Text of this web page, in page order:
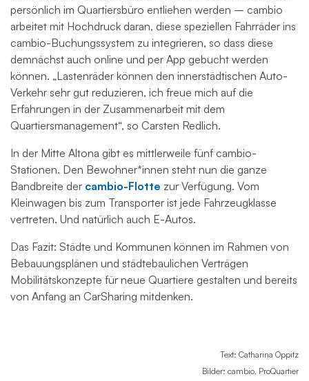
persönlich im Quartiersbüro entliehen werden – cambio
arbeitet mit Hochdruck daran, diese speziellen Fahrräder ins
cambio-Buchungssystem zu integrieren, so dass diese
demnächst auch online und per App gebucht werden
können. „Lastenräder können den innerstädtischen Auto-
Verkehr sehr gut reduzieren, ich freue mich auf die
Erfahrungen in der Zusammenarbeit mit dem
Quartiersmanagement“, so Carsten Redlich.
In der Mitte Altona gibt es mittlerweile fünf cambio-
Stationen. Den Bewohner*innen steht nun die ganze
Bandbreite der cambio-Flotte zur Verfügung. Vom
Kleinwagen bis zum Transporter ist jede Fahrzeugklasse
vertreten. Und natürlich auch E-Autos.
Das Fazit: Städte und Kommunen können im Rahmen von
Bebauungsplänen und städtebaulichen Verträgen
Mobilitätskonzepte für neue Quartiere gestalten und bereits
von Anfang an CarSharing mitdenken.
Text: Catharina Oppitz
Bilder: cambio, ProQuartier